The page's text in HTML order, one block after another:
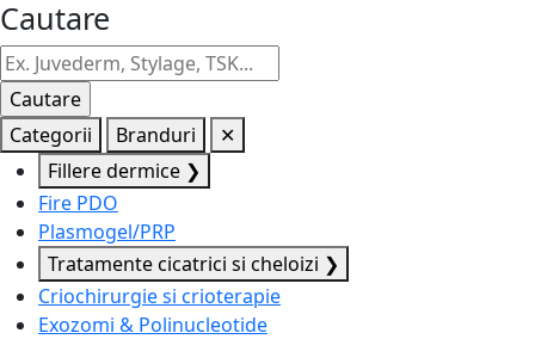
Cautare
Categorii Branduri
✕
Fillere dermice ❯
Fire PDO
Plasmogel/PRP
Tratamente cicatrici si cheloizi ❯
Criochirurgie si crioterapie
Exozomi & Polinucleotide